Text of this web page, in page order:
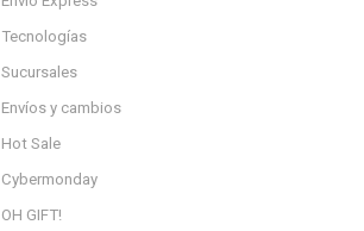
Tecnologías
Sucursales
Envíos y cambios
Hot Sale
Cybermonday
OH GIFT!